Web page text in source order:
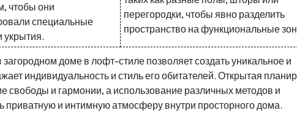
чтобы они
специальные
укрытия.
перегородки, чтобы явно разделить
пространство на функциональные
доме в лофт-стиле позволяет создать уникальное и
индивидуальность и стиль его обитателей. Открытая
свободы и гармонии, а использование различных методов и
приватную и интимную атмосферу внутри просторного дома.